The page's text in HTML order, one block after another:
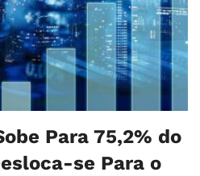
Para 75,2% do
se Para o